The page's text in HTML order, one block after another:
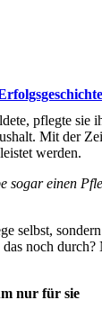
pflegte sie
Mit der
werden.
sogar einen
selbst,
noch
nur für sie